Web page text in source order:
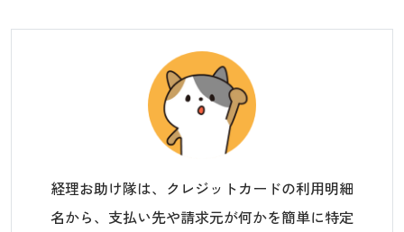
経理お助け隊は、クレジットカードの利用明細
名から、支払い先や請求元が何かを簡単に特定